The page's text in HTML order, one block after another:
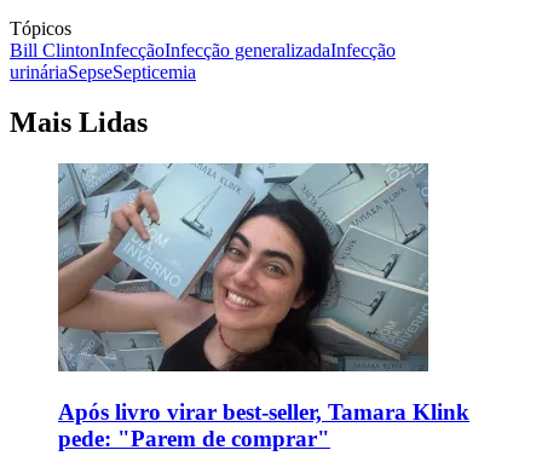
Tópicos
Bill ClintonInfecçãoInfecção generalizadaInfecção
urináriaSepseSepticemia
Mais Lidas
Após livro virar best-seller, Tamara Klink
pede: "Parem de comprar"